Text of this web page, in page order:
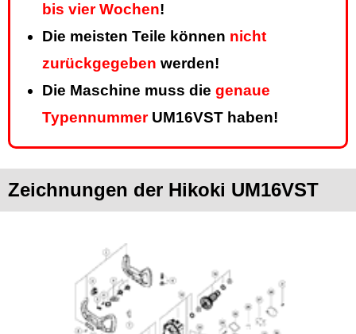
bis vier Wochen!
Die meisten Teile können nicht
zurückgegeben werden!
Die Maschine muss die genaue
TypennummerUM16VST haben!
Zeichnungen der Hikoki UM16VST